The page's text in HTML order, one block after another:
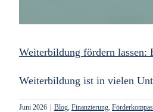
Weiterbildung fördern lassen:
Weiterbildung ist in vielen
Juni 2026 | Blog Finanzierung